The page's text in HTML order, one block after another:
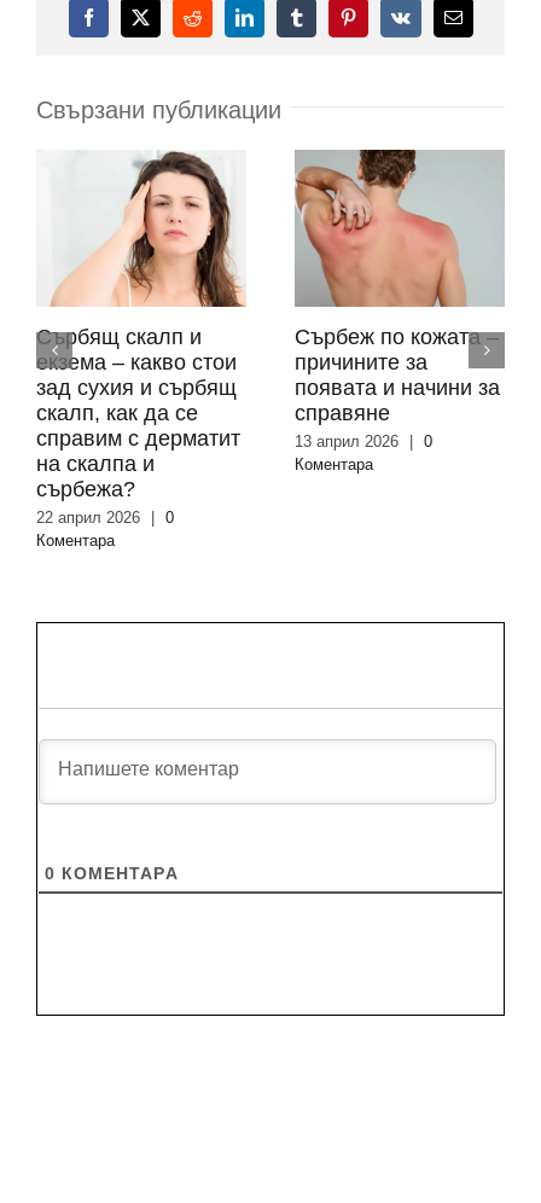
Facebook
X RedditLinkedInTumblrPinterest
Vk
поща:
Свързани публикации
Сърбящ скалп и
екзема – какво стои
зад сухия и сърбящ
скалп, как да се
справим с дерматит
на скалпа и
сърбежа?
22 април 2026
0
Коментара
Сърбеж по кожата –
причините за
появата и начини за
справяне
13 април 2026
0
Коментара
0 КОМЕНТАРA